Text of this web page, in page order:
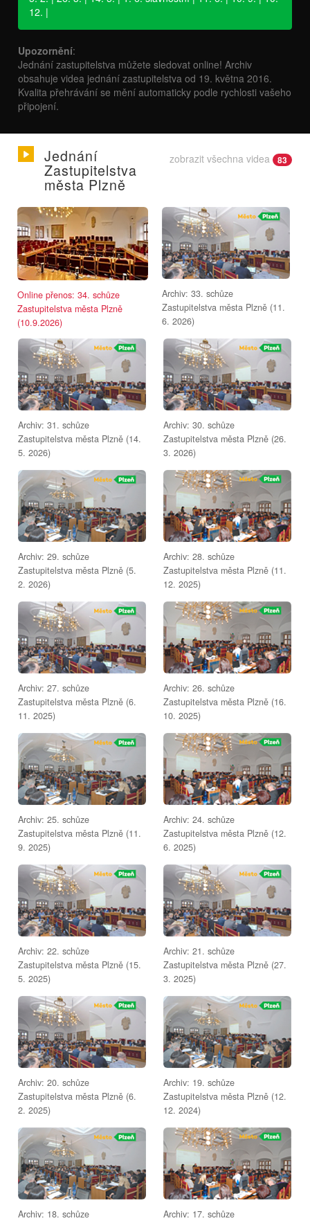
12. |
Upozornění:
Jednání zastupitelstva můžete sledovat online! Archiv
obsahuje videa jednání zastupitelstva od 19. května 2016.
Kvalita přehrávání se mění automaticky podle rychlosti vašeho
připojení.
zobrazit všechna videa 83
Jednání
Zastupitelstva
města Plzně
Online přenos: 34. schůze
Zastupitelstva města Plzně
(10.9.2026)
Archiv: 33. schůze
Zastupitelstva města Plzně (11.
6. 2026)
Archiv: 31. schůze
Zastupitelstva města Plzně (14.
5. 2026)
Archiv: 30. schůze
Zastupitelstva města Plzně (26.
3. 2026)
Archiv: 29. schůze
Zastupitelstva města Plzně (5.
2. 2026)
Archiv: 28. schůze
Zastupitelstva města Plzně (11.
12. 2025)
Archiv: 27. schůze
Zastupitelstva města Plzně (6.
11. 2025)
Archiv: 26. schůze
Zastupitelstva města Plzně (16.
10. 2025)
Archiv: 25. schůze
Zastupitelstva města Plzně (11.
9. 2025)
Archiv: 24. schůze
Zastupitelstva města Plzně (12.
6. 2025)
Archiv: 22. schůze
Zastupitelstva města Plzně (15.
5. 2025)
Archiv: 21. schůze
Zastupitelstva města Plzně (27.
3. 2025)
Archiv: 20. schůze
Zastupitelstva města Plzně (6.
2. 2025)
Archiv: 19. schůze
Zastupitelstva města Plzně (12.
12. 2024)
Archiv: 18. schůze
Archiv: 17. schůze